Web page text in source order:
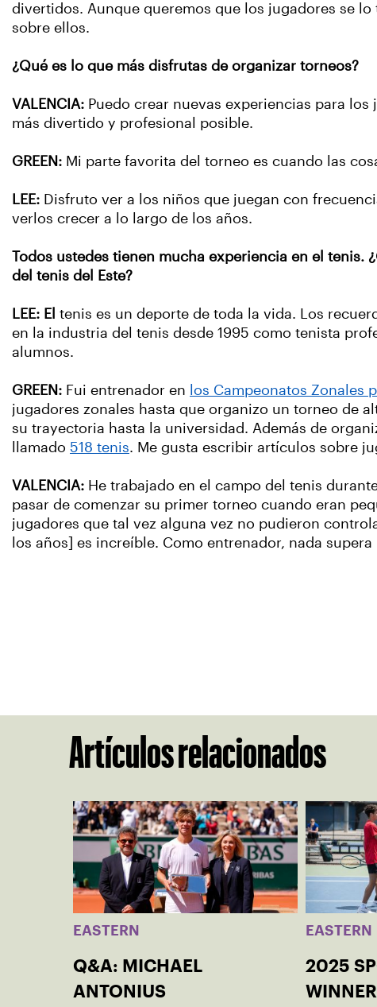
divertidos. Aunque queremos que los jugadores se
sobre ellos.
¿Qué es lo que más disfrutas de organizar torneos?
VALENCIA: Puedo crear nuevas experiencias para
más divertido y profesional posible.
GREEN: Mi parte favorita del torneo es cuando las
LEE: Disfruto ver a los niños que juegan con
verlos crecer a lo largo de los años.
Todos ustedes tienen mucha experiencia en el tenis.
del tenis del Este?
LEE: El tenis es un deporte de toda la vida. Los
en la industria del tenis desde 1995 como tenista
alumnos.
GREEN: Fui entrenador en los Campeonatos Zonales
jugadores zonales hasta que organizo un torneo de
su trayectoria hasta la universidad. Además de
llamado 518 tenis. Me gusta escribir artículos sobre
VALENCIA: He trabajado en el campo del tenis
pasar de comenzar su primer torneo cuando eran
jugadores que tal vez alguna vez no pudieron
los años] es increíble. Como entrenador, nada
Artículos relacionados
EASTERN
Q&A: MICHAEL
ANTONIUS
EASTERN
2025